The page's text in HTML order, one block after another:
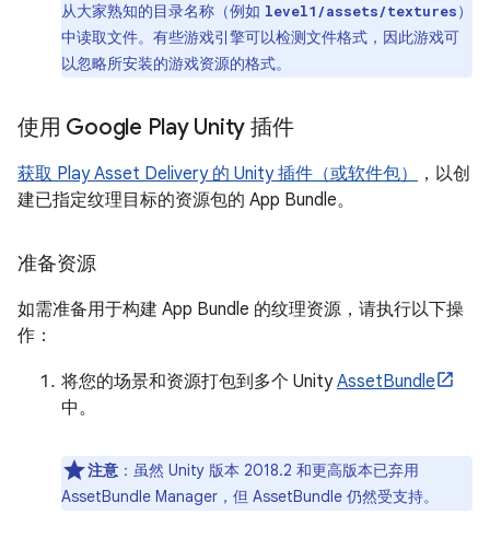
从大家熟知的目录名称（例如 level1/assets/textures）
中读取文件。有些游戏引擎可以检测文件格式，因此游戏可
以忽略所安装的游戏资源的格式。
使用 Google Play Unity 插件
获取 Play Asset Delivery 的 Unity 插件（或软件包）
，以创
建已指定纹理目标的资源包的 App Bundle。
准备资源
如需准备用于构建 App Bundle 的纹理资源，请执行以下操
作：
将您的场景和资源打包到多个 UnityAssetBundle
中。
注意 ：虽然 Unity 版本 2018.2 和更高版本已弃用
AssetBundle Manager，但 AssetBundle 仍然受支持。